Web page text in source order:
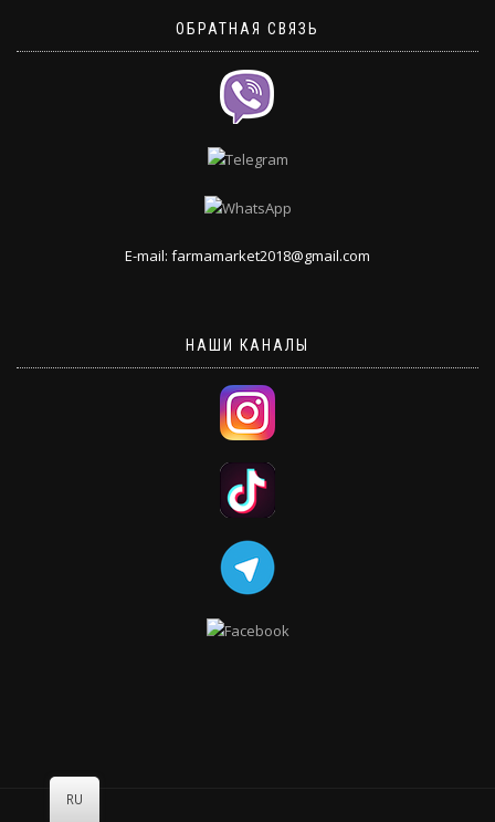
ОБРАТНАЯ СВЯЗЬ
E-mail: farmamarket2018@gmail.com
НАШИ КАНАЛЫ
RU